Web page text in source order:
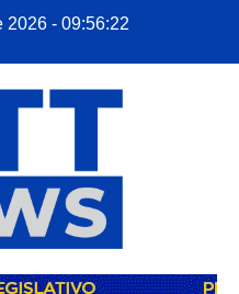
2026 - 09:56:23